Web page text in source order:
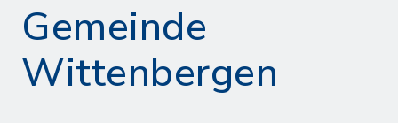
Gemeinde
Wittenbergen